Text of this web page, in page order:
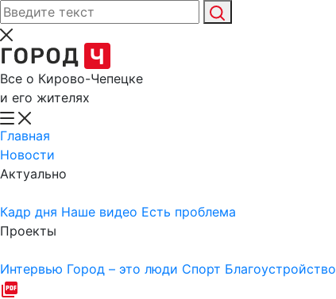
Все о Кирово-Чепецке
и его жителях
Главная
Новости
Актуально
Кадр дня Наше видео Есть проблема
Проекты
Интервью Город – это люди Спорт Благоустройство